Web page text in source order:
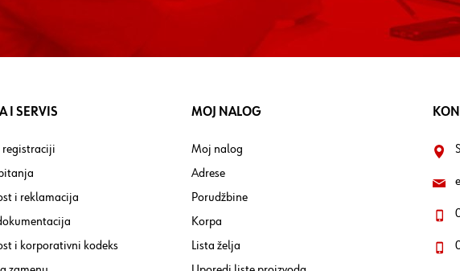
I SERVIS
registraciji
i reklamacija
i korporativni kodeks
MOJ NALOG
Moj nalog
Adrese
Porudžbine
Korpa
Lista želja